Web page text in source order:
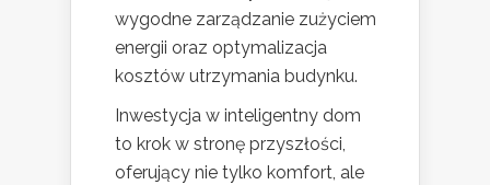
wygodne zarządzanie zużyciem
energii oraz optymalizacja
kosztów utrzymania budynku.
Inwestycja w inteligentny dom
to krok w stronę przyszłości,
oferujący nie tylko komfort, ale